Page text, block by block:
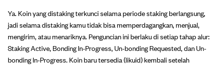
Ya. Koin yang distaking terkunci selama periode staking berlangsung,
jadi selama distaking kamu tidak bisa memperdagangkan, menjual,
mengirim, atau menariknya. Penguncian ini berlaku di setiap tahap alur:
Staking Active, Bonding In-Progress, Un-bonding Requested, dan Un-
bonding In-Progress. Koin baru tersedia (likuid) kembali setelah